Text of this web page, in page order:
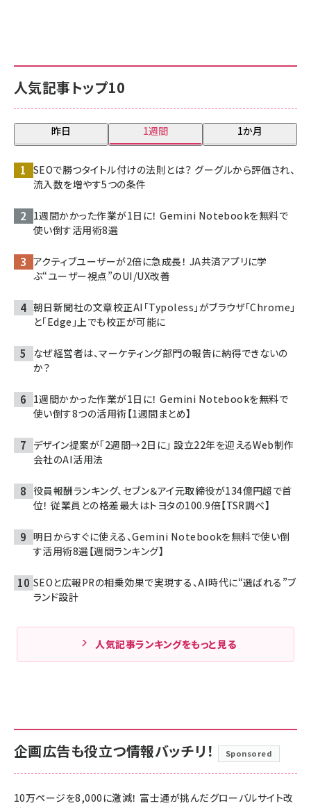
人気記事トップ10
昨日 1週間 1か月
SEOで勝つタイトル付けの法則とは？ グーグルから評価され、
流入数を増やす5つの条件
1週間かかった作業が1日に！ Gemini Notebookを無料で
使い倒す活用術8選
アクティブユーザーが2倍に急成長！ JA共済アプリに学
ぶ“ユーザー視点”のUI/UX改善
朝日新聞社の文章校正AI「Typoless」がブラウザ「Chrome」
と「Edge」上でも校正が可能に
なぜ経営者は、マーケティング部門の報告に納得できないの
か？
1週間かかった作業が1日に！ Gemini Notebookを無料で
使い倒す8つの活用術【1週間まとめ】
デザイン提案が「2週間→2日に」 設立22年を迎えるWeb制作
会社のAI活用法
役員報酬ランキング、セブン＆アイ元取締役が134億円超で首
位！ 従業員との格差最大はトヨタの100.9倍【TSR調べ】
明日からすぐに使える、Gemini Notebookを無料で使い倒
す活用術8選【週間ランキング】
SEOと広報PRの相乗効果で実現する、AI時代に“選ばれる”ブ
ランド設計
人気記事ランキングをもっと見る
企画広告も役立つ情報バッチリ！ Sponsored
10万ページを8,000に激減！ 富士通が挑んだグローバルサイト改